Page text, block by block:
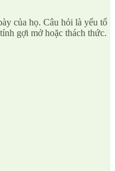
của họ. Câu hỏi là yếu tố
gợi mở hoặc thách thức.